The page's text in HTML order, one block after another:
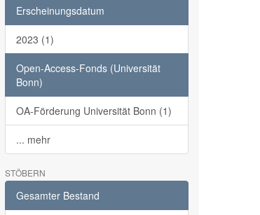
Erscheinungsdatum
2023 (1)
Open-Access-Fonds (Universität
Bonn)
OA-Förderung Universität Bonn (1)
... mehr
STÖBERN
Gesamter Bestand